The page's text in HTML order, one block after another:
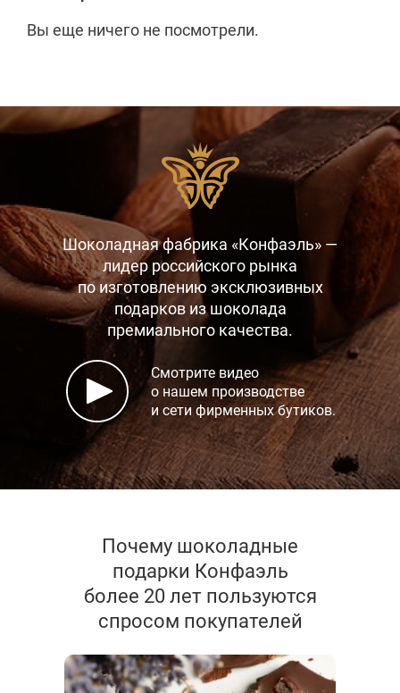
Вы еще ничего не посмотрели.
Шоколадная фабрика «Конфаэль» —
лидер российского рынка
по изготовлению эксклюзивных
подарков из шоколада
премиального качества.
Смотрите видео
о нашем производстве
и сети фирменных бутиков.
Почему шоколадные
подарки Конфаэль
более 20 лет пользуются
спросом покупателей